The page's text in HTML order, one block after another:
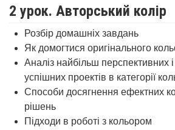
2 урок. Авторський колір
Розбір домашніх завдань
Як домогтися оригінального
Аналіз найбільш перспективних
успішних проектів в категорії
Способи досягнення ефектних
рішень
Підходи в роботі з кольором